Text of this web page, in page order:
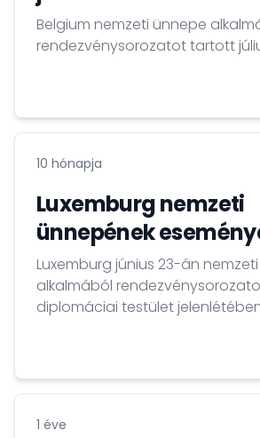
Belgium nemzeti ünnepe
rendezvénysorozatot tartott
10 hónapja
Luxemburg nemzeti
ünnepének
Luxemburg június 23-án
alkalmából
diplomáciai testület
1 éve